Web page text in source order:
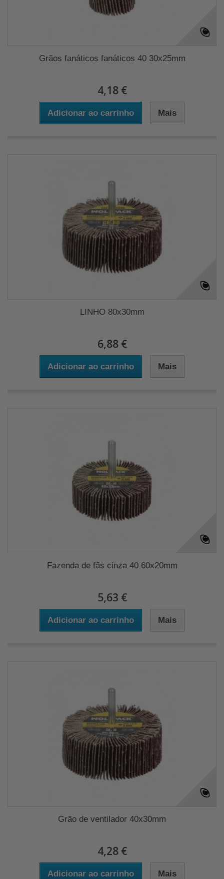
Grãos fanáticos fanáticos 40 30x25mm
4,18 €
Adicionar ao carrinho Mais
LINHO 80x30mm
6,88 €
Adicionar ao carrinho Mais
Fazenda de fãs cinza 40 60x20mm
5,63 €
Adicionar ao carrinho Mais
Grão de ventilador 40x30mm
4,28 €
Adicionar ao carrinho Mais